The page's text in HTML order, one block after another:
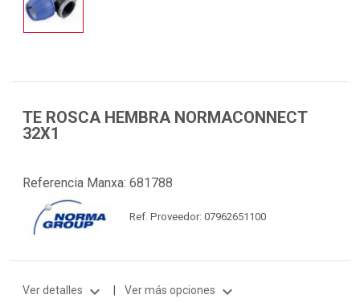
TE ROSCA HEMBRA NORMACONNECT
32X1
Referencia Manxa: 681788
Ref. Proveedor: 07962651100
Ver detalles expand_more Ver más opciones expand_more